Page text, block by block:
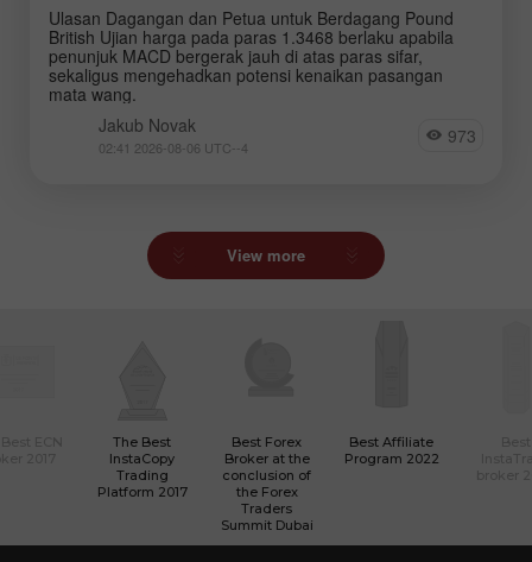
Ulasan Dagangan dan Petua untuk Berdagang Pound
British Ujian harga pada paras 1.3468 berlaku apabila
penunjuk MACD bergerak jauh di atas paras sifar,
sekaligus mengehadkan potensi kenaikan pasangan
mata wang.
Jakub Novak
02:41 2026-08-06 UTC--4 973
View more
The Best
InstaCopy
Trading
Platform 2017
Best Forex
Broker at the
conclusion of
the Forex
Traders
Summit Dubai
Best Affiliate
Program 2022